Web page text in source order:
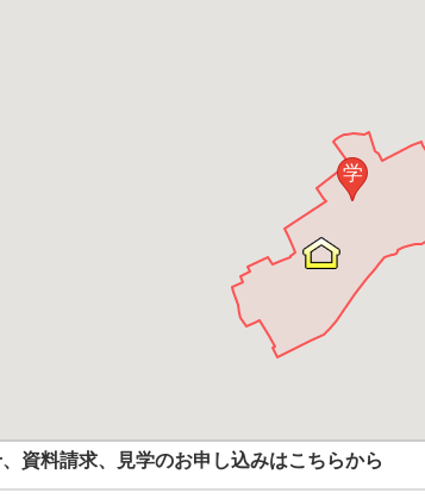
学
資料請求、見学のお申し込みはこちらから